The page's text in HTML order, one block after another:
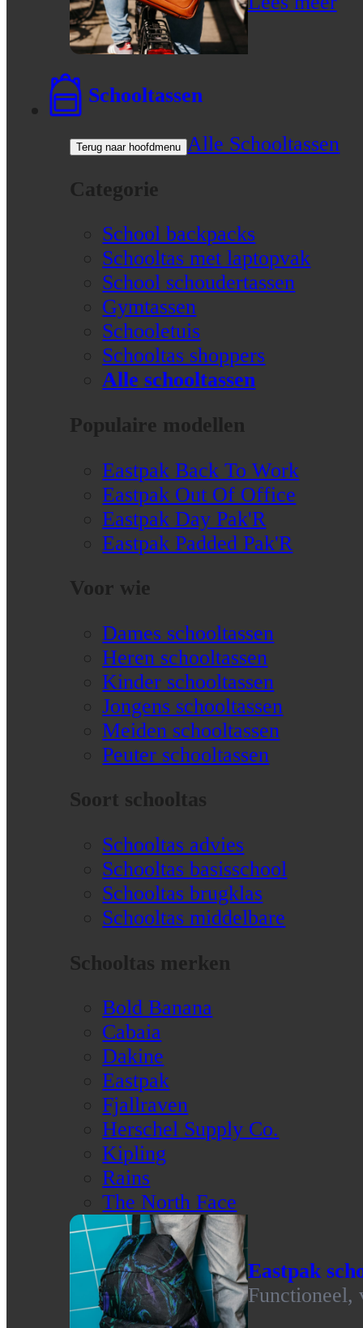
Schooltassen
Terug naar hoofdmenu Alle Schooltassen
Categorie
School backpacks
Schooltas met laptopvak
School schoudertassen
Gymtassen
Schooletuis
Schooltas shoppers
Alle schooltassen
Populaire modellen
Eastpak Back To Work
Eastpak Out Of Office
Eastpak Day Pak'R
Eastpak Padded Pak'R
Voor wie
Dames schooltassen
Heren schooltassen
Kinder schooltassen
Jongens schooltassen
Meiden schooltassen
Peuter schooltassen
Soort schooltas
Schooltas advies
Schooltas basisschool
Schooltas brugklas
Schooltas middelbare
Schooltas merken
Bold Banana
Cabaia
Dakine
Eastpak
Fjallraven
Herschel Supply Co.
Kipling
Rains
The North Face
Eastpak
Functioneel,